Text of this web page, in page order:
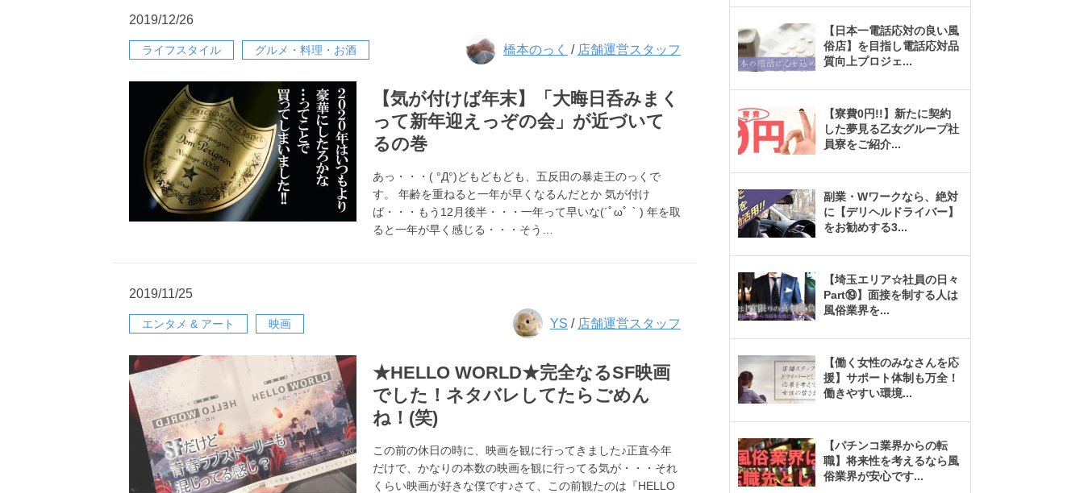
2019/12/26
ライフスタイル グルメ・料理・お酒 橋本のっく / 店舗運営スタッフ
【気が付けば年末】「大晦日呑みまく
って新年迎えっぞの会」が近づいて
るの巻
あっ・・・( °Д°)どもどもども、五反田の暴走王のっくで
す。 年齢を重ねると一年が早くなるんだとか 気が付け
ば・・・もう12月後半・・・一年って早いな(´ﾟωﾟ｀) 年を取
ると一年が早く感じる・・・そう…
2019/11/25
エンタメ & アート 映画 YS / 店舗運営スタッフ
★HELLO WORLD★完全なるSF映画
でした！ネタバレしてたらごめん
ね！(笑)
この前の休日の時に、映画を観に行ってきました♪正直今年
だけで、かなりの本数の映画を観に行ってる気が・・・それ
くらい映画が好きな僕です♪さて、この前観たのは『HELLO
【日本一電話応対の良い風
俗店】を目指し電話応対品
質向上プロジェ...
【寮費0円!!】新たに契約
した夢見る乙女グループ社
員寮をご紹介...
副業・Wワークなら、絶対
に【デリヘルドライバー】
をお勧めする3...
【埼玉エリア☆社員の日々
Part⑲】面接を制する人は
風俗業界を...
【働く女性のみなさんを応
援】サポート体制も万全！
働きやすい環境...
【パチンコ業界からの転
職】将来性を考えるなら風
俗業界が安心です...